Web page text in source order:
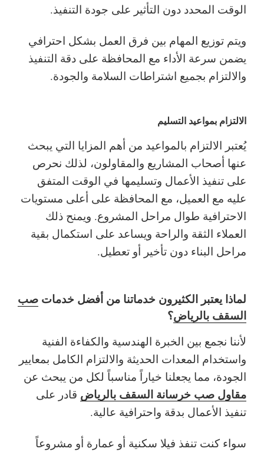
الوقت المحدد دون التأثير على جودة التنفيذ.
ويتم توزيع المهام بين فرق العمل بشكل احترافي
يضمن سرعة الأداء مع المحافظة على دقة التنفيذ
والالتزام بجميع اشتراطات السلامة والجودة.
الالتزام بمواعيد التسليم
يُعتبر الالتزام بالمواعيد من أهم المزايا التي يبحث
عنها أصحاب المشاريع والمقاولون، لذلك نحرص
على تنفيذ الأعمال وتسليمها في الوقت المتفق
عليه مع العميل، مع المحافظة على أعلى مستويات
الاحترافية طوال مراحل المشروع. ويمنح ذلك
العملاء الثقة والراحة ويساعد على استكمال بقية
مراحل البناء دون تأخير أو تعطيل.
لماذا يعتبر الكثيرون خدماتنا من أفضل خدمات صب
السقف بالرياض؟
لأننا نجمع بين الخبرة الهندسية والكفاءة الفنية
واستخدام المعدات الحديثة والالتزام الكامل بمعايير
الجودة، مما يجعلنا خياراً مناسباً لكل من يبحث عن
مقاول صب خرسانة السقف بالرياض قادر على
تنفيذ الأعمال بدقة واحترافية عالية.
سواء كنت تنفذ فيلا سكنية أو عمارة أو مشروعاً